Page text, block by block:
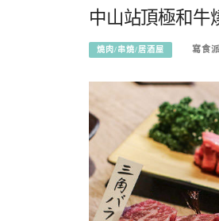
中山站頂極和牛
燒肉/串燒/居酒屋 寫食派